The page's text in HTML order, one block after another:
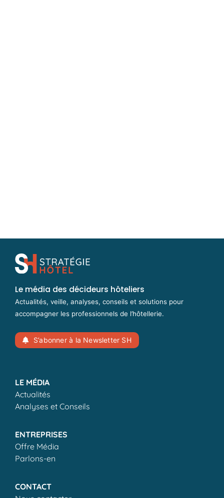
Le média des décideurs hôteliers
Actualités, veille, analyses, conseils et solutions pour
accompagner les professionnels de l’hôtellerie.
S’abonner à la Newsletter SH
LE MÉDIA
Actualités
Analyses et Conseils
ENTREPRISES
Offre Média
Parlons-en
CONTACT